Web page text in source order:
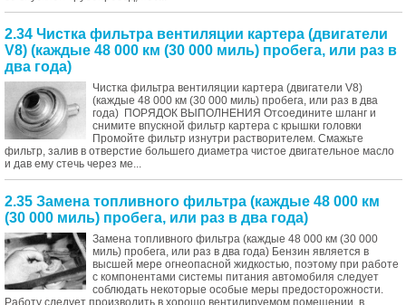
2.34 Чистка фильтра вентиляции картера (двигатели
V8) (каждые 48 000 км (30 000 миль) пробега, или раз в
два года)
Чистка фильтра вентиляции картера (двигатели V8)
(каждые 48 000 км (30 000 миль) пробега, или раз в два
года) ПОРЯДОК ВЫПОЛНЕНИЯ Отсоедините шланг и
снимите впускной фильтр картера с крышки головки
Промойте фильтр изнутри растворителем. Смажьте
фильтр, залив в отверстие большего диаметра чистое двигательное масло
и дав ему стечь через ме...
2.35 Замена топливного фильтра (каждые 48 000 км
(30 000 миль) пробега, или раз в два года)
Замена топливного фильтра (каждые 48 000 км (30 000
миль) пробега, или раз в два года) Бензин является в
высшей мере огнеопасной жидкостью, поэтому при работе
с компонентами системы питания автомобиля следует
соблюдать некоторые особые меры предосторожности.
Работу следует производить в хорошо вентилируемом помещении, в